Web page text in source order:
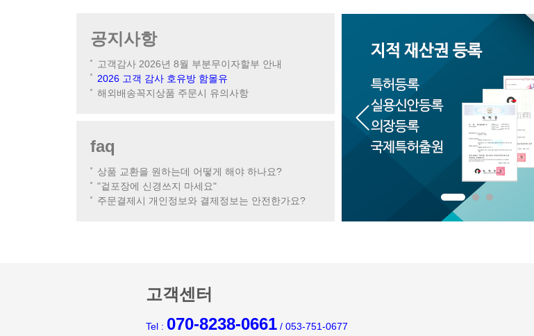
공지사항
고객감사 2026년 8월 부분무이자할부 안내
2026 고객 감사 호유방 함몰유
해외배송꼭지상품 주문시 유의사항
faq
상품 교환을 원하는데 어떻게 해야 하나요?
"겉포장에 신경쓰지 마세요"
주문결제시 개인정보와 결제정보는 안전한가요?
고객센터
Tel : 070-8238-0661 / 053-751-0677